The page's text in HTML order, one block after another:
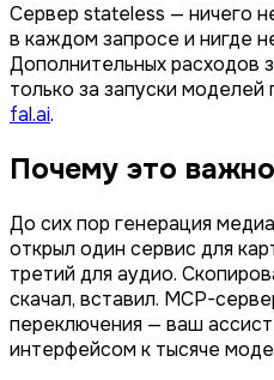
Сервер stateless — ничего
в каждом запросе и нигде
Дополнительных расходов
только за запуски
fal.ai.
Почему это важно
До сих пор генерация
открыл один сервис для
третий для аудио.
скачал, вставил. MCP-
переключения — ваш
интерфейсом к тысяче